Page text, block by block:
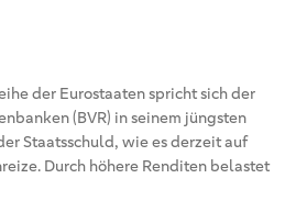
der Eurostaaten spricht sich der
(BVR) in seinem jüngsten
Staatsschuld, wie es derzeit auf
Durch höhere Renditen belastet